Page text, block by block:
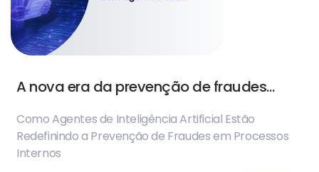
A nova era da prevenção de fraudes
Como Agentes de Inteligência Artificial Estão
Redefinindo a Prevenção de Fraudes em Processos
Internos